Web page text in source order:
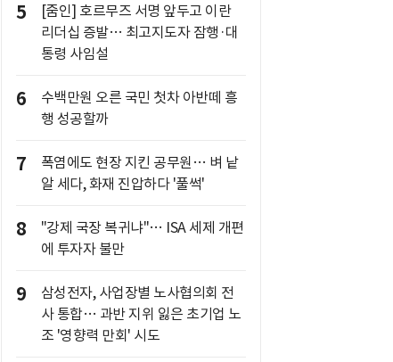
5
[줌인] 호르무즈 서명 앞두고 이란
리더십 증발… 최고지도자 잠행·대
통령 사임설
6
수백만원 오른 국민 첫차 아반떼 흥
행 성공할까
7
폭염에도 현장 지킨 공무원… 벼 낱
알 세다, 화재 진압하다 '풀썩'
8
"강제 국장 복귀냐"… ISA 세제 개편
에 투자자 불만
9
삼성전자, 사업장별 노사협의회 전
사 통합… 과반 지위 잃은 초기업 노
조 '영향력 만회' 시도